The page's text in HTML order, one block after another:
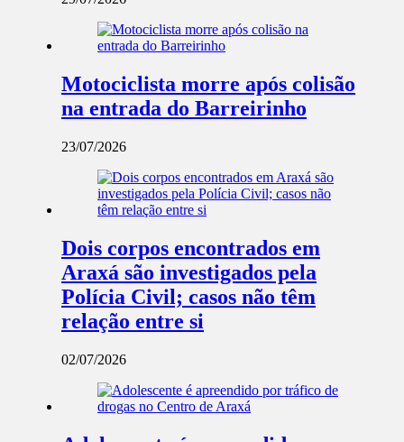
Motociclista morre após colisão
na entrada do Barreirinho
23/07/2026
Dois corpos encontrados em
Araxá são investigados pela
Polícia Civil; casos não têm
relação entre si
02/07/2026